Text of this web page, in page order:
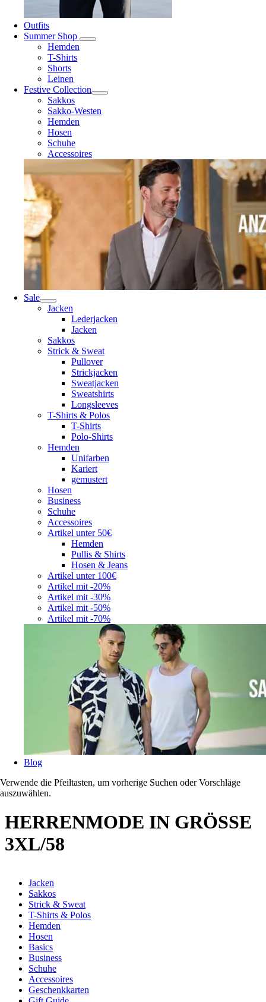
Outfits
Summer Shop
Hemden
T-Shirts
Shorts
Leinen
Festive Collection
Sakkos
Sakko-Westen
Hemden
Hosen
Schuhe
Accessoires
Sale
Jacken
Lederjacken
Jacken
Sakkos
Strick & Sweat
Pullover
Strickjacken
Sweatjacken
Sweatshirts
Longsleeves
T-Shirts & Polos
T-Shirts
Polo-Shirts
Hemden
Unifarben
Kariert
gemustert
Hosen
Business
Schuhe
Accessoires
Artikel unter 50€
Hemden
Pullis & Shirts
Hosen & Jeans
Artikel unter 100€
Artikel mit -20%
Artikel mit -30%
Artikel mit -50%
Artikel mit -70%
Blog
Verwende die Pfeiltasten, um vorherige Suchen oder Vorschläge
auszuwählen.
HERRENMODE IN GRÖSSE
3XL/58
Jacken
Sakkos
Strick & Sweat
T-Shirts & Polos
Hemden
Hosen
Basics
Business
Schuhe
Accessoires
Geschenkkarten